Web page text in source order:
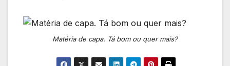
Matéria de capa. Tá bom ou quer mais?